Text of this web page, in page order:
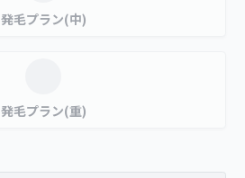
発毛プラン(中)
発毛プラン(重)